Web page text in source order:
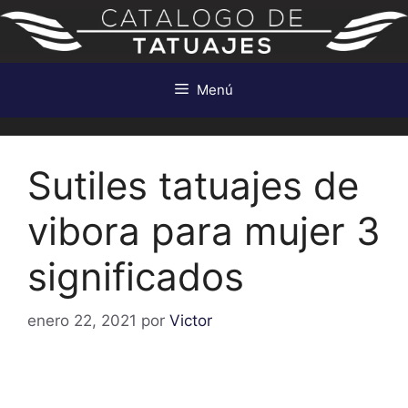
Saltar
contenido
Menú
Sutiles tatuajes de
vibora para mujer 3
significados
enero 22, 2021 por Victor